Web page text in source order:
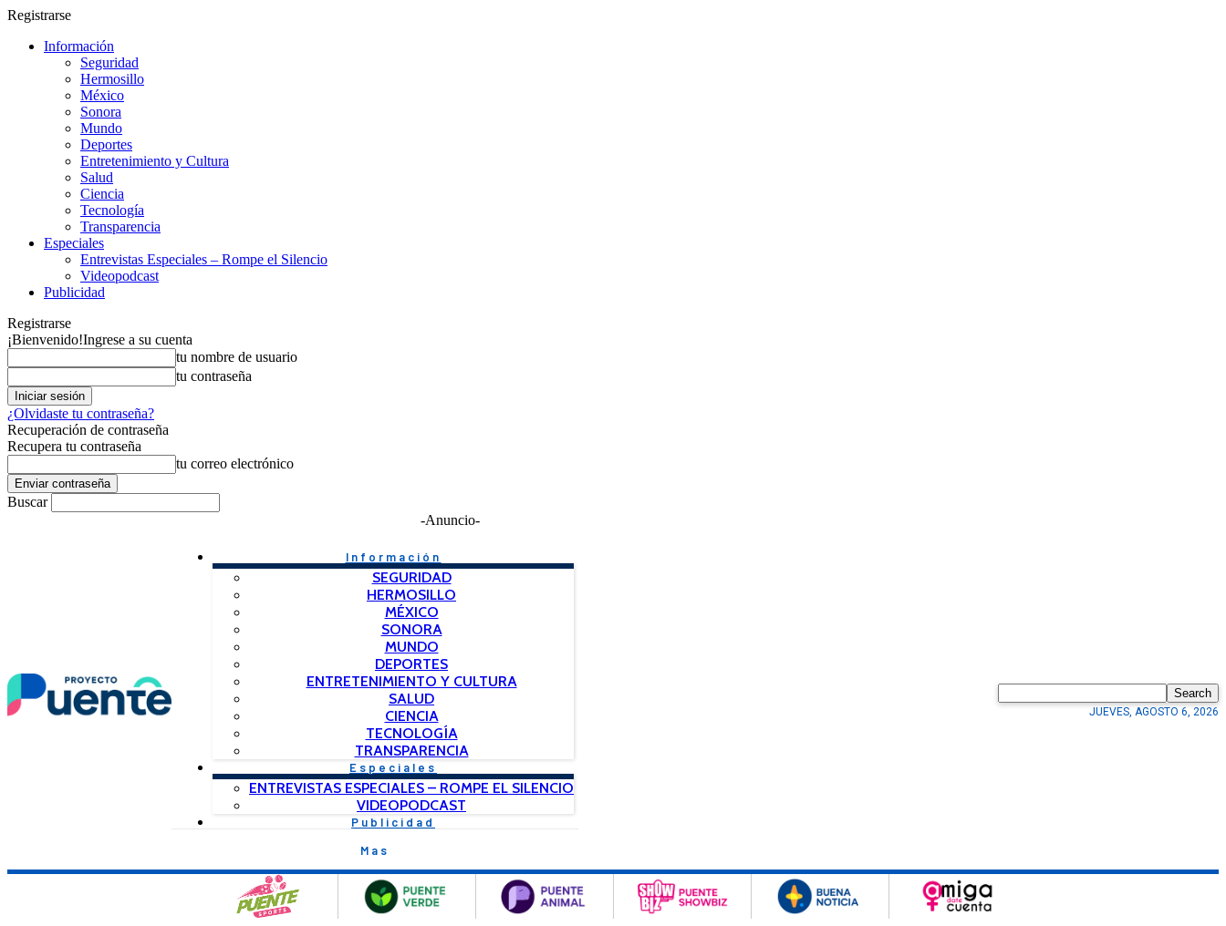
Registrarse
Información
Seguridad
Hermosillo
México
Sonora
Mundo
Deportes
Entretenimiento y Cultura
Salud
Ciencia
Tecnología
Transparencia
Especiales
Entrevistas Especiales – Rompe el Silencio
Videopodcast
Publicidad
Registrarse
¡Bienvenido!Ingrese a su cuenta
tu nombre de usuario
tu contraseña
¿Olvidaste tu contraseña?
Recuperación de contraseña
Recupera tu contraseña
tu correo electrónico
Buscar
-Anuncio-
Información
SEGURIDAD
HERMOSILLO
MÉXICO
SONORA
MUNDO
DEPORTES
ENTRETENIMIENTO Y CULTURA
SALUD
CIENCIA
TECNOLOGÍA
TRANSPARENCIA
Especiales
ENTREVISTAS ESPECIALES – ROMPE EL SILENCIO
VIDEOPODCAST
Publicidad
Mas
Search
JUEVES, AGOSTO 6, 2026